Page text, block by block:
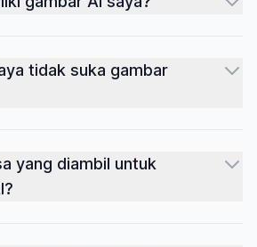
tidak suka gambar
yang diambil untuk